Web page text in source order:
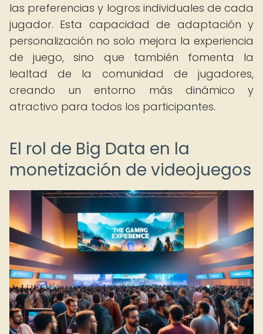
las preferencias y logros individuales de cada
jugador. Esta capacidad de adaptación y
personalización no solo mejora la experiencia
de juego, sino que también fomenta la
lealtad de la comunidad de jugadores,
creando un entorno más dinámico y
atractivo para todos los participantes.
El rol de Big Data en la
monetización de videojuegos